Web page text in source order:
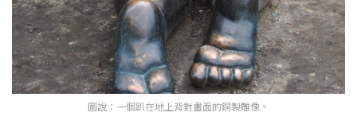
圖說：一個趴在地上背對畫面的銅製雕像。